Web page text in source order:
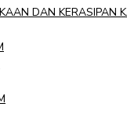
DAN KERASIPAN